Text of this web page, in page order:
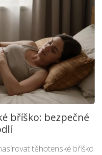
bříško: bezpečné
těhotenské bříško